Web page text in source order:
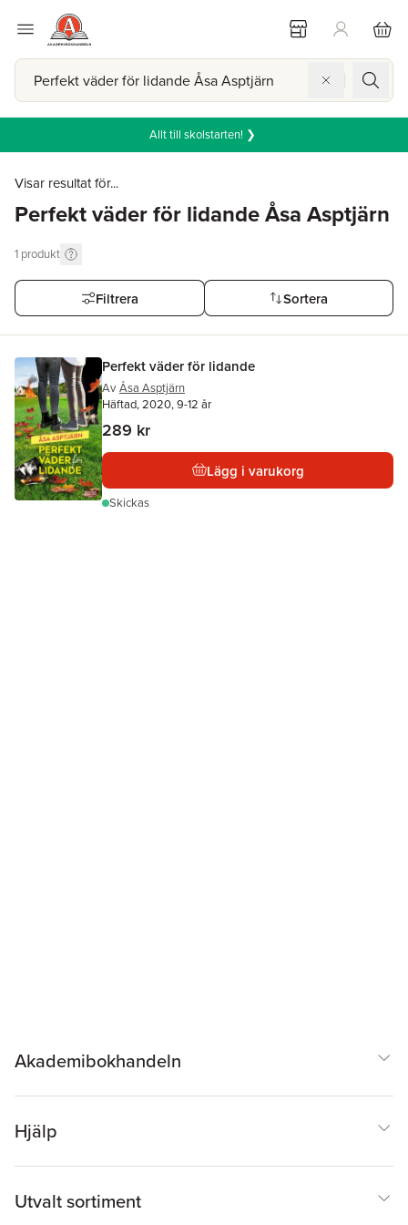
Allt till skolstarten! ❯
Visar resultat för...
Perfekt väder för lidande Åsa Asptjärn
1 produkt
Filtrera Sortera
Perfekt väder för lidande
Av Åsa Asptjärn
Häftad, 2020, 9-12 år
289 kr
Lägg i varukorg
Skickas
Akademibokhandeln
Hjälp
Utvalt sortiment